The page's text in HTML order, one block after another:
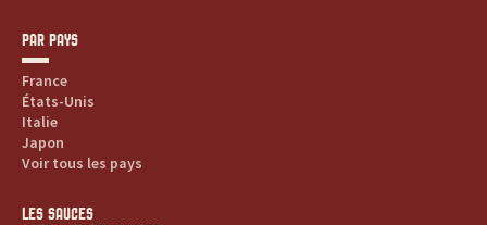
PAR PAYS
France
États-Unis
Italie
Japon
Voir tous les pays
LES SAUCES